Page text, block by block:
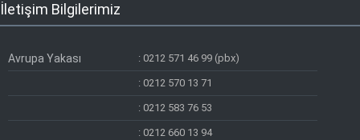
İletişim Bilgilerimiz
Avrupa Yakası : 0212 571 46 99 (pbx)
: 0212 570 13 71
: 0212 583 76 53
: 0212 660 13 94